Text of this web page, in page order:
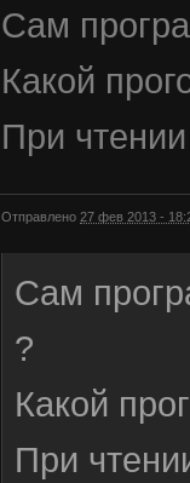
Сам
Какой
При
Отправлено 27 фев 2013 -
Сам
?
Какой
При